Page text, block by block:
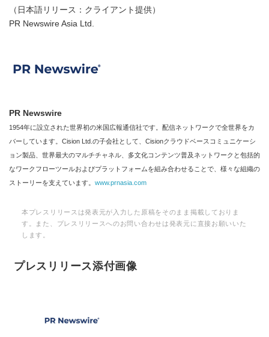
（日本語リリース：クライアント提供）
PR Newswire Asia Ltd.
PR Newswire
1954年に設立された世界初の米国広報通信社です。配信ネットワークで全世界をカ
バーしています。Cision Ltd.の子会社として、Cisionクラウドベースコミュニケーシ
ョン製品、世界最大のマルチチャネル、多文化コンテンツ普及ネットワークと包括的
なワークフローツールおよびプラットフォームを組み合わせることで、様々な組織の
ストーリーを支えています。 www.prnasia.com
本プレスリリースは発表元が入力した原稿をそのまま掲載しておりま
す。また、プレスリリースへのお問い合わせは発表元に直接お願いいた
します。
プレスリリース添付画像